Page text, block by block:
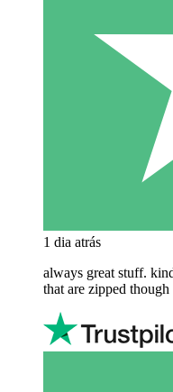
1 dia atrás
always great stuff.
that are zipped though